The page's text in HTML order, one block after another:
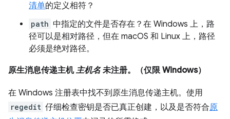
清单的定义相符？
path 中指定的文件是否存在？在 Windows 上，路
径可以是相对路径，但在 macOS 和 Linux 上，路径
必须是绝对路径。
原生消息传递主机主机名未注册。（仅限 Windows）
在 Windows 注册表中找不到原生消息传递主机。使用
regedit 仔细检查密钥是否已真正创建，以及是否符合原